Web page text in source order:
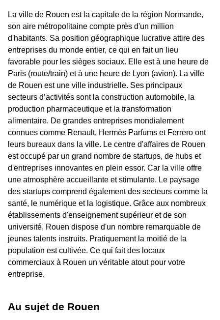
La ville de Rouen est la capitale de la région Normande,
son aire métropolitaine compte près d'un million
d'habitants. Sa position géographique lucrative attire des
entreprises du monde entier, ce qui en fait un lieu
favorable pour les sièges sociaux. Elle est à une heure de
Paris (route/train) et à une heure de Lyon (avion). La ville
de Rouen est une ville industrielle. Ses principaux
secteurs d’activités sont la construction automobile, la
production pharmaceutique et la transformation
alimentaire. De grandes entreprises mondialement
connues comme Renault, Hermès Parfums et Ferrero ont
leurs bureaux dans la ville. Le centre d'affaires de Rouen
est occupé par un grand nombre de startups, de hubs et
d'entreprises innovantes en plein essor. Car la ville offre
une atmosphère accueillante et stimulante. Le paysage
des startups comprend également des secteurs comme la
santé, le numérique et la logistique. Grâce aux nombreux
établissements d'enseignement supérieur et de son
université, Rouen dispose d'un nombre remarquable de
jeunes talents instruits. Pratiquement la moitié de la
population est cultivée. Ce qui fait des locaux
commerciaux à Rouen un véritable atout pour votre
entreprise.
Au sujet de Rouen